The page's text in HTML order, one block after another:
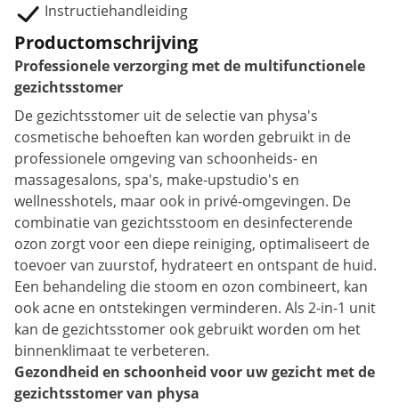
Instructiehandleiding
Productomschrijving
Professionele verzorging met de multifunctionele
gezichtsstomer
De gezichtsstomer uit de selectie van physa's
cosmetische behoeften kan worden gebruikt in de
professionele omgeving van schoonheids- en
massagesalons, spa's, make-upstudio's en
wellnesshotels, maar ook in privé-omgevingen. De
combinatie van gezichtsstoom en desinfecterende
ozon zorgt voor een diepe reiniging, optimaliseert de
toevoer van zuurstof, hydrateert en ontspant de huid.
Een behandeling die stoom en ozon combineert, kan
ook acne en ontstekingen verminderen. Als 2-in-1 unit
kan de gezichtsstomer ook gebruikt worden om het
binnenklimaat te verbeteren.
Gezondheid en schoonheid voor uw gezicht met de
gezichtsstomer van physa